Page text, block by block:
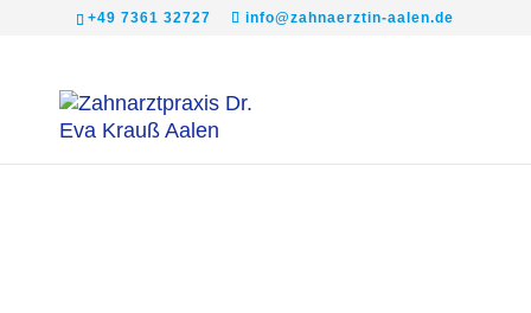
+49 7361 32727 info@zahnaerztin-aalen.de